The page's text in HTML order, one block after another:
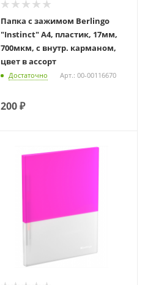
Папка c зажимом Berlingo
"Instinct" А4, пластик, 17мм,
700мкм, с внутр. карманом,
цвет в ассорт
Достаточно Арт.: 00-00116670
200₽